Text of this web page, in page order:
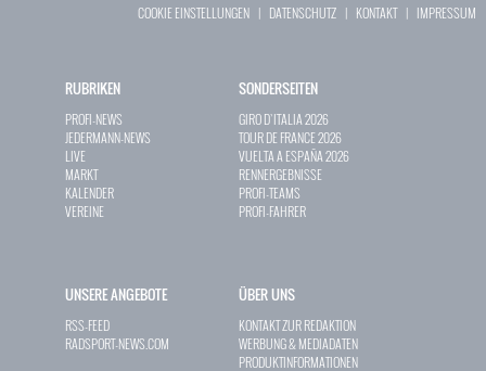
COOKIE EINSTELLUNGEN | DATENSCHUTZ | KONTAKT| IMPRESSUM
RUBRIKEN
PROFI-NEWS
JEDERMANN-NEWS
LIVE
MARKT
KALENDER
VEREINE
SONDERSEITEN
GIRO D`ITALIA 2026
TOUR DE FRANCE 2026
VUELTA A ESPAÑA 2026
RENNERGEBNISSE
PROFI-TEAMS
PROFI-FAHRER
UNSERE ANGEBOTE
RSS-FEED
RADSPORT-NEWS.COM
ÜBER UNS
KONTAKT ZUR REDAKTION
WERBUNG & MEDIADATEN
PRODUKTINFORMATIONEN